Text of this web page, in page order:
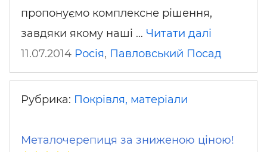
пропонуємо комплексне рішення,
завдяки якому наші … Читати далі
11.07.2014 Росія, Павловський Посад
Рубрика: Покрівля, матеріали
Металочерепиця за зниженою ціною!